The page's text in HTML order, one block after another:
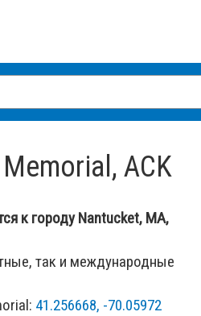
ACK
к городу Nantucket, MA,
так и международные
41.256668, -70.05972